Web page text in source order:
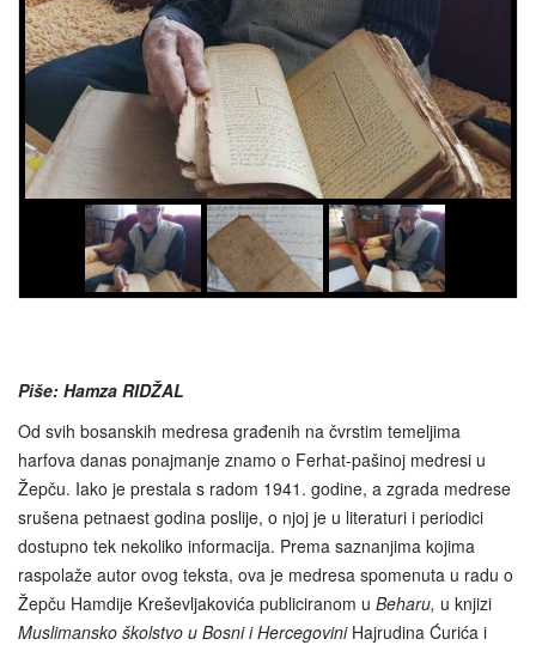
Piše: Hamza RIDŽAL
Od svih bosanskih medresa građenih na čvrstim temeljima
harfova danas ponajmanje znamo o Ferhat-pašinoj medresi u
Žepču. Iako je prestala s radom 1941. godine, a zgrada medrese
srušena petnaest godina poslije, o njoj je u literaturi i periodici
dostupno tek nekoliko informacija. Prema saznanjima kojima
raspolaže autor ovog teksta, ova je medresa spomenuta u radu o
Žepču Hamdije Kreševljakovića publiciranom u Beharu, u knjizi
Muslimansko školstvo u Bosni i HercegoviniHajrudina Ćurića i